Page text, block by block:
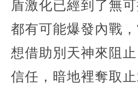
盾激化已經到了無
都有可能爆發內戰
想借助別天神來阻
信任，暗地裡奪取止